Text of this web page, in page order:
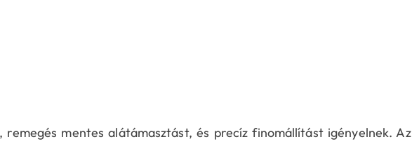
remegés mentes alátámasztást, és precíz finomállítást igényelnek. Az